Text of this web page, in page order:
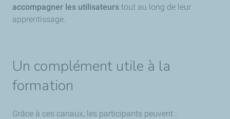
accompagner les utilisateurs tout au long de leur
apprentissage.
Un complément utile à la
formation
Grâce à ces canaux, les participants peuvent :